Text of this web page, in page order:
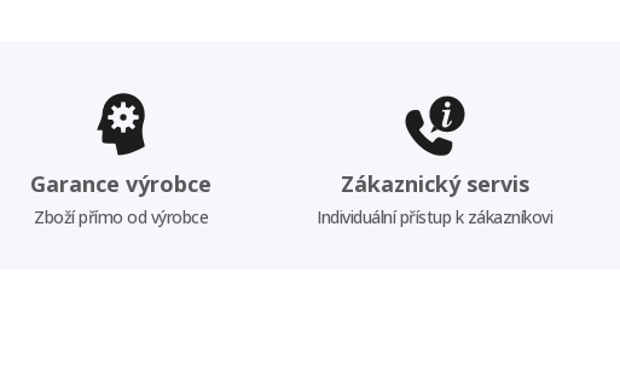
Garance výrobce
Zboží přímo od výrobce
Zákaznický servis
Individuální přístup k zákazníkovi